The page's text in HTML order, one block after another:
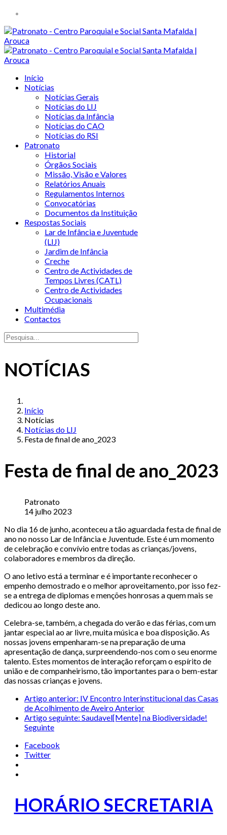
Início
Notícias
Notícias Gerais
Notícias do LIJ
Notícias da Infância
Notícias do CAO
Notícias do RSI
Patronato
Historial
Órgãos Sociais
Missão, Visão e Valores
Relatórios Anuais
Regulamentos Internos
Convocatórias
Documentos da Instituição
Respostas Sociais
Lar de Infância e Juventude
(LIJ)
Jardim de Infância
Creche
Centro de Actividades de
Tempos Livres (CATL)
Centro de Actividades
Ocupacionais
Multimédia
Contactos
NOTÍCIAS
Início
Notícias
Notícias do LIJ
Festa de final de ano_2023
Festa de final de ano_2023
Patronato
14 julho 2023
No dia 16 de junho, aconteceu a tão aguardada festa de final de
ano no nosso Lar de Infância e Juventude. Este é um momento
de celebração e convívio entre todas as crianças/jovens,
colaboradores e membros da direção.
O ano letivo está a terminar e é importante reconhecer o
empenho demostrado e o melhor aproveitamento, por isso fez-
se a entrega de diplomas e menções honrosas a quem mais se
dedicou ao longo deste ano.
Celebra-se, também, a chegada do verão e das férias, com um
jantar especial ao ar livre, muita música e boa disposição. As
nossas jovens empenharam-se na preparação de uma
apresentação de dança, surpreendendo-nos com o seu enorme
talento. Estes momentos de interação reforçam o espírito de
união e de companheirismo, tão importantes para o bem-estar
das nossas crianças e jovens.
Artigo anterior: IV Encontro Interinstitucional das Casas
de Acolhimento de Aveiro Anterior
Artigo seguinte: Saudavel[Mente] na Biodiversidade!
Seguinte
Facebook
Twitter
HORÁRIO SECRETARIA